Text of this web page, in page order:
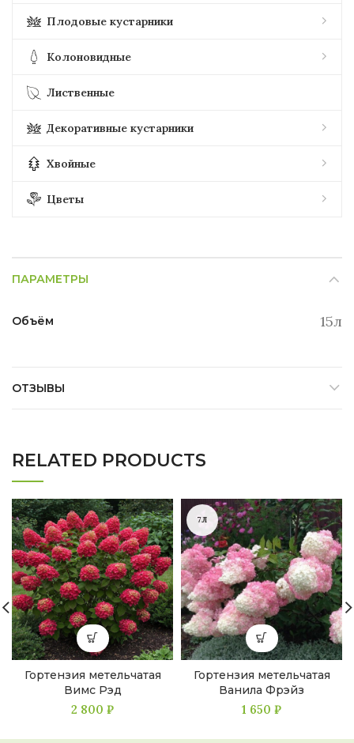
Плодовые кустарники
Колоновидные
Лиственные
Декоративные кустарники
Хвойные
Цветы
ПАРАМЕТРЫ
Объём 15л
ОТЗЫВЫ
RELATED PRODUCTS
Гортензия метельчатая
Вимс Рэд
2 800 ₽
7Л
Гортензия метельчатая
Ванила Фрэйз
1 650 ₽